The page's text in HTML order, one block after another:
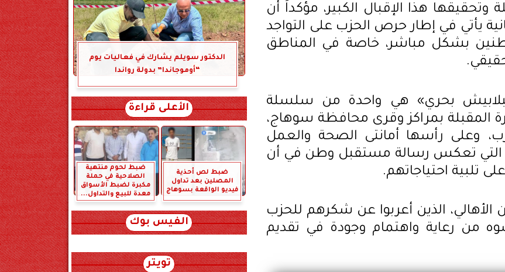
وتحقيقها هذا الإقبال الكبير، مؤكداً أن
يأتي في إطار حرص الحزب على التواجد
بشكل مباشر، خاصة في المناطق
بحري» هي واحدة من سلسلة
المقبلة بمراكز وقرى محافظة سوهاج،
وعلى رأسها أمانتى الصحة والعمل
التي تعكس رسالة مستقبل وطن في أن
تلبية احتياجاتهم.
الذين أعربوا عن شكرهم للحزب
من رعاية واهتمام وجودة في تقديم
الدكتور سويلم يشارك في فعاليات يوم
“أوموجاندا” بدولة رواندا
الأعلى قراءة
ضبط لص أحذية
المصلين بعد تداول
فيديو الواقعة بسوهاج
ضبط لحوم منتهية
الصلاحية في حملة
مكبرة لضبط الأسواق
معدة للبيع والتداول...
الفيس بوك
تويتر